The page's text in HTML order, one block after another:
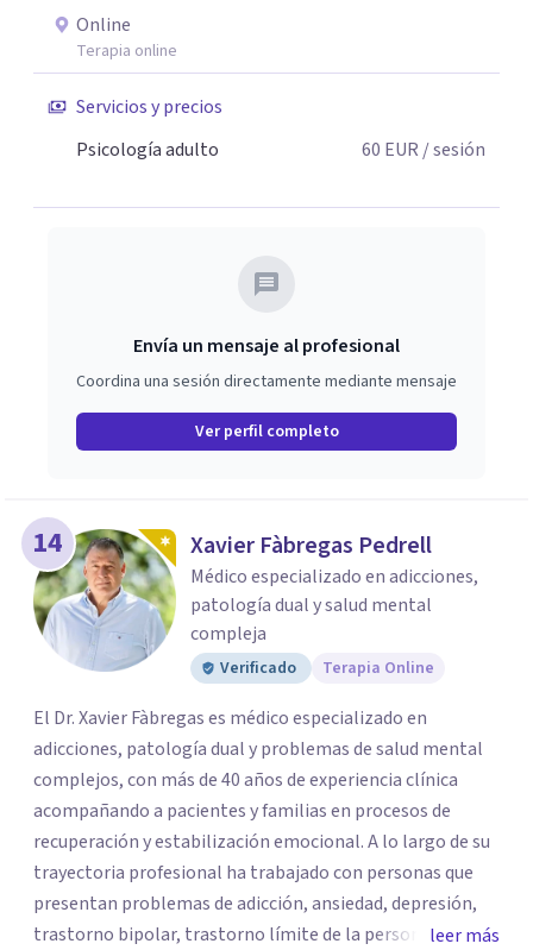
repiten en tu vida y no sabes cómo cambiarlos, podemos
trabajarlo juntos.
Online
Terapia online
Servicios y precios
Psicología adulto
60 EUR / sesión
Envía un mensaje al profesional
Coordina una sesión directamente mediante mensaje
Ver perfil completo
14 Xavier Fàbregas Pedrell
Médico especializado en adicciones,
patología dual y salud mental
compleja
Verificado Terapia Online
El Dr. Xavier Fàbregas es médico especializado en
adicciones, patología dual y problemas de salud mental
complejos, con más de 40 años de experiencia clínica
acompañando a pacientes y familias en procesos de
recuperación y estabilización emocional. A lo largo de su
trayectoria profesional ha trabajado con personas que
presentan problemas de adicción, ansiedad, depresión,
trastorno bipolar, trastorno límite de la personalidad
leer más